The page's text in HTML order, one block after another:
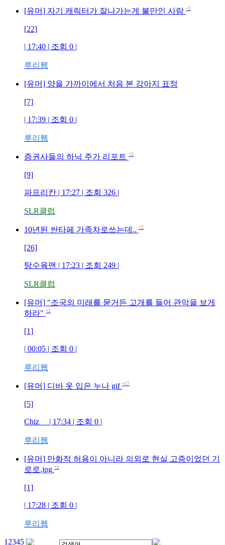
[유머] 자기 캐릭터가 잘나가는게 불만인 사람 +2
[22]
| 17:40 | 조회 0 |
루리웹
[유머] 양을 가까이에서 처음 본 강아지 표정
[7]
| 17:39 | 조회 0 |
루리웹
증권사들의 하닉 주가 리포트 +3
[9]
파프리칸 | 17:27 | 조회 326 |
SLR클럽
10년된 싼타페 가족차로쓰는데.. +2
[26]
탕수육맨 | 17:23 | 조회 249 |
SLR클럽
[유머] "조국의 미래를 묻거든 고개를 들어 관악을 보게
하라" +2
[1]
| 00:05 | 조회 0 |
루리웹
[유머] 디바 옷 입은 누나 gif +17
[5]
Chiz | 17:34 | 조회 0 |
루리웹
[유머] 만화적 허용이 아니라 의외로 현실 고증이었던 기
로로.jpg +1
[1]
| 17:28 | 조회 0 |
루리웹
1 2345